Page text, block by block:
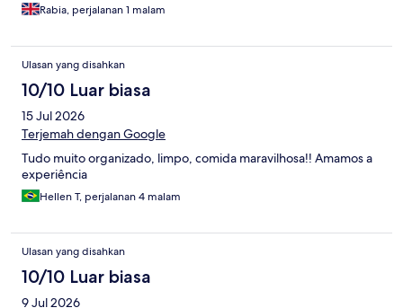
Rabia, perjalanan 1 malam
Ulasan yang disahkan
10/10 Luar biasa
15 Jul 2026
Terjemah dengan Google
Tudo muito organizado, limpo, comida maravilhosa!! Amamos a
experiência
Hellen T, perjalanan 4 malam
Ulasan yang disahkan
10/10 Luar biasa
9 Jul 2026